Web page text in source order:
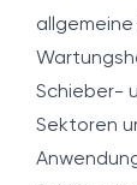
allgemeine
Schieber-
Sektoren